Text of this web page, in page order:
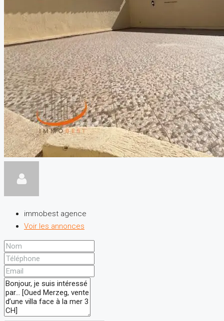
immobest agence
Voir les annonces